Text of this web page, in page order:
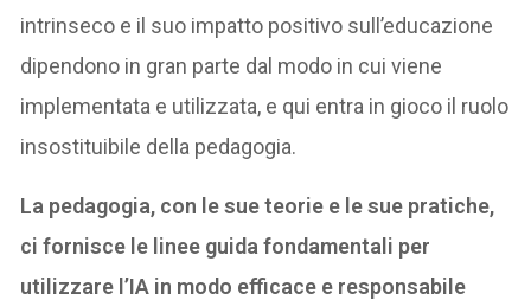
intrinseco e il suo impatto positivo sull’educazione
dipendono in gran parte dal modo in cui viene
implementata e utilizzata, e qui entra in gioco il ruolo
insostituibile della pedagogia.
La pedagogia, con le sue teorie e le sue pratiche,
ci fornisce le linee guida fondamentali per
utilizzare l’IA in modo efficace e responsabile